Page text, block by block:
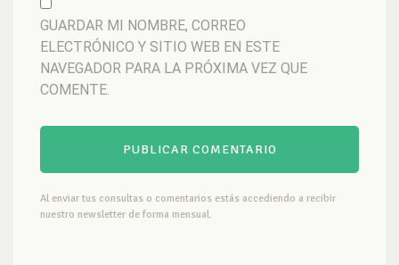
GUARDAR MI NOMBRE, CORREO
ELECTRÓNICO Y SITIO WEB EN ESTE
NAVEGADOR PARA LA PRÓXIMA VEZ QUE
COMENTE.
Al enviar tus consultas o comentarios estás accediendo a recibir
nuestro newsletter de forma mensual.